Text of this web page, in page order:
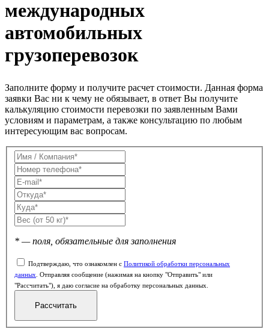
международных
автомобильных
грузоперевозок
Заполните форму и получите расчет стоимости. Данная форма
заявки Вас ни к чему не обязывает, в ответ Вы получите
калькуляцию стоимости перевозки по заявленным Вами
условиям и параметрам, а также консультацию по любым
интересующим вас вопросам.
* — поля, обязательные для заполнения
Подтверждаю, что ознакомлен с Политикой обработки персональных
данных . Отправляя сообщение (нажимая на кнопку "Отправить" или
"Рассчитать"), я даю согласие на обработку персональных данных.